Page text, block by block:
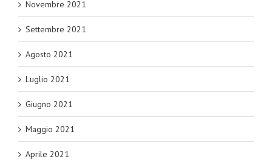
Novembre 2021
Settembre 2021
Agosto 2021
Luglio 2021
Giugno 2021
Maggio 2021
Aprile 2021